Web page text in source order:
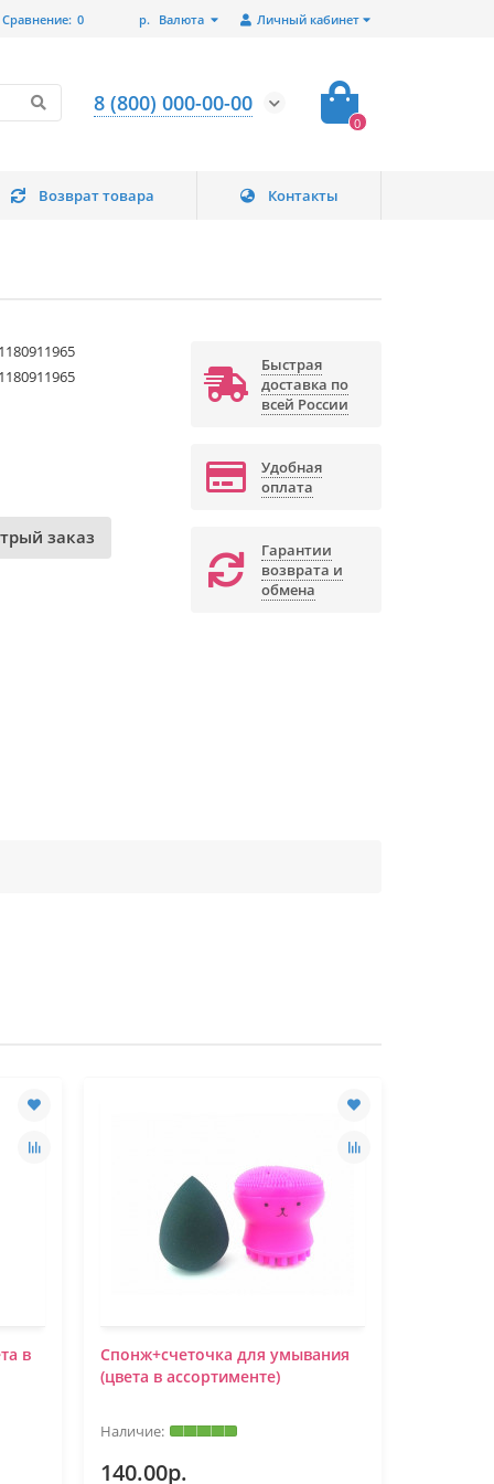
Личный кабинет
р. Валюта
Сравнение: 0
8 (800) 000-00-00
0
Возврат товара Контакты
заказ
Быстрая
доставка по
всей России
Удобная
оплата
Гарантии
возврата и
обмена
в
Спонж+счеточка для умывания
(цвета в ассортименте)
140.00р.